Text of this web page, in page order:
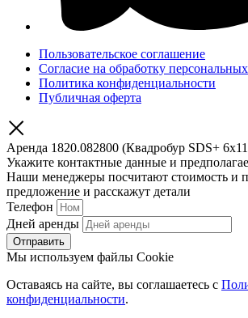
Пользовательское соглашение
Согласие на обработку
Политика конфиденциальности
Публичная оферта
Аренда 1820.082800 (Квадробур SDS+
Укажите контактные данные и
Наши менеджеры посчитают стоимость и
предложение и расскажут детали
Телефон
Дней аренды
Отправить
Мы используем файлы Cookie
Оставаясь на сайте, вы соглашаетесь c
конфиденциальности.